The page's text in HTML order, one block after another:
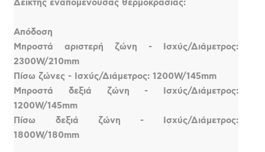
Δείκτης εναπομένουσας θερμοκρασίας:
Απόδοση
Μπροστά αριστερή ζώνη - Ισχύς/Διάμετρος:
2300W/210mm
Πίσω ζώνες - Ισχύς/Διάμετρος: 1200W/145mm
Μπροστά δεξιά ζώνη - Ισχύς/Διάμετρος:
1200W/145mm
Πίσω δεξιά ζώνη - Ισχύς/Διάμετρος:
1800W/180mm